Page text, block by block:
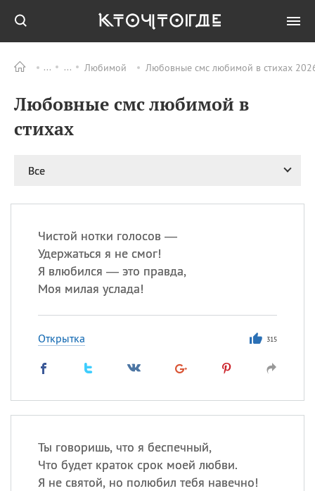
Любимой Любовные смс любимой в стихах
Любовные смс любимой в
стихах
Все
Чистой нотки голосов —
Удержаться я не смог!
Я влюбился — это правда,
Моя милая услада!
Открытка 315
Ты говоришь, что я беспечный,
Что будет краток срок моей любви.
Я не святой, но полюбил тебя навечно!
ПРАЗДНИКИ Все
09.08 День памяти
Николая Чудотворца
11.08 День полета на
11.08
телевидения
ИМЕНА
Все
Сегодня празднуют именины
Анфиса
Посмотреть значение
происхождение